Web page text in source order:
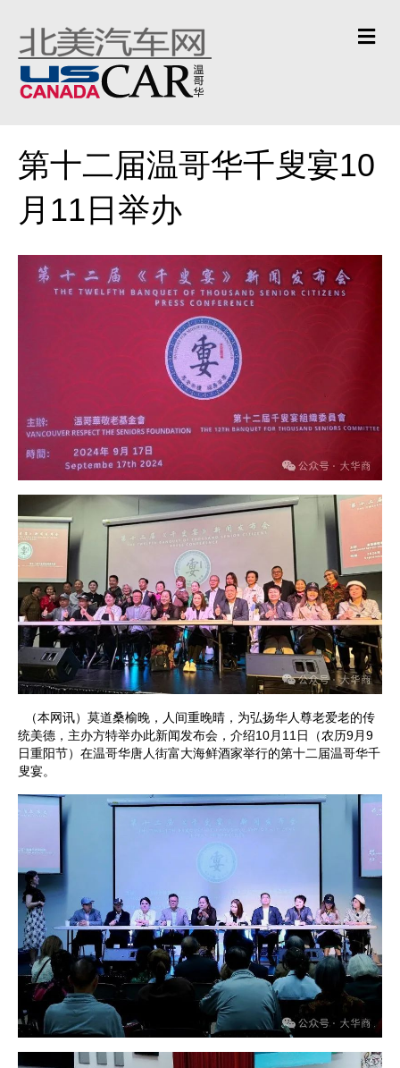
第十二届温哥华千叟宴10
月11日举办
（本网讯）莫道桑榆晚，人间重晚晴，为弘扬华人尊老爱老的传
统美德，主办方特举办此新闻发布会，介绍10月11日（农历9月9
日重阳节）在温哥华唐人街富大海鲜酒家举行的第十二届温哥华千
叟宴。